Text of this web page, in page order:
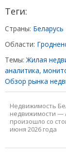
Теги:
Страны: Беларусь
Области:
Темы: Жилая
аналитика,
Обзор рынка
Недвижимость
недвижимости —
произошло со
июня 2026 года